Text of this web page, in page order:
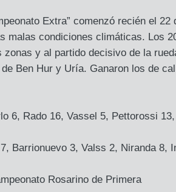
Extra” comenzó recién el
malas condiciones climáticas. Los
zonas y al partido decisivo de la
Ben Hur y Uría. Ganaron los de
6, Rado 16, Vassel 5, Pettorossi
Barrionuevo 3, Valss 2, Niranda 8,
Rosarino de Primera